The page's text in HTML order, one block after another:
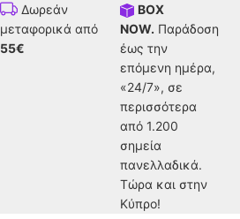
Δωρεάν
μεταφορικά από
55€
BOX
NOW. Παράδοση
έως την
επόμενη ημέρα,
«24/7», σε
περισσότερα
από 1.200
σημεία
πανελλαδικά.
Tώρα και στην
Κύπρο!